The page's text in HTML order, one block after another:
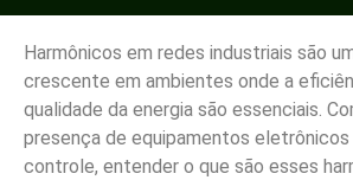
Harmônicos em redes industriais são
crescente em ambientes onde a
qualidade da energia são essenciais.
presença de equipamentos
controle, entender o que são esses